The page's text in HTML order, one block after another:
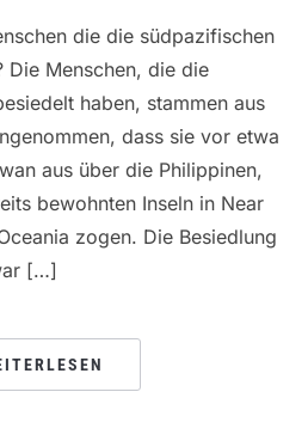
die die südpazifischen
Die Menschen, die die
haben, stammen aus
dass sie vor etwa
aus über die Philippinen,
bewohnten Inseln in Near
zogen. Die Besiedlung
[…]